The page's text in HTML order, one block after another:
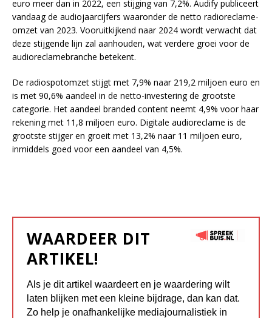
euro meer dan in 2022, een stijging van 7,2%. Audify publiceert
vandaag de audiojaarcijfers waaronder de netto radioreclame-
omzet van 2023. Vooruitkijkend naar 2024 wordt verwacht dat
deze stijgende lijn zal aanhouden, wat verdere groei voor de
audioreclamebranche betekent.
De radiospotomzet stijgt met 7,9% naar 219,2 miljoen euro en
is met 90,6% aandeel in de netto-investering de grootste
categorie. Het aandeel branded content neemt 4,9% voor haar
rekening met 11,8 miljoen euro. Digitale audioreclame is de
grootste stijger en groeit met 13,2% naar 11 miljoen euro,
inmiddels goed voor een aandeel van 4,5%.
WAARDEER DIT
ARTIKEL!
Als je dit artikel waardeert en je waardering wilt
laten blijken met een kleine bijdrage, dan kan dat.
Zo help je onafhankelijke mediajournalistiek in